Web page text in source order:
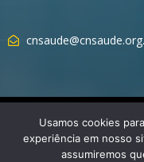
Usamos cookies
experiência em nosso
assumiremos